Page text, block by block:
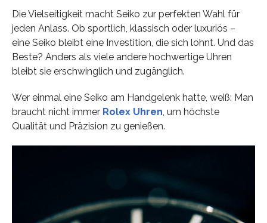
Die Vielseitigkeit macht Seiko zur perfekten Wahl für
jeden Anlass. Ob sportlich, klassisch oder luxuriös –
eine Seiko bleibt eine Investition, die sich lohnt. Und das
Beste? Anders als viele andere hochwertige Uhren
bleibt sie erschwinglich und zugänglich.
Wer einmal eine Seiko am Handgelenk hatte, weiß: Man
braucht nicht immer Rolex Uhren, um höchste
Qualität und Präzision zu genießen.